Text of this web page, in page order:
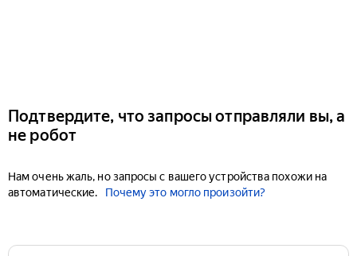
Подтвердите, что запросы отправляли вы, а
не робот
Нам очень жаль, но запросы с вашего устройства похожи на
автоматические.
Почему это могло произойти?